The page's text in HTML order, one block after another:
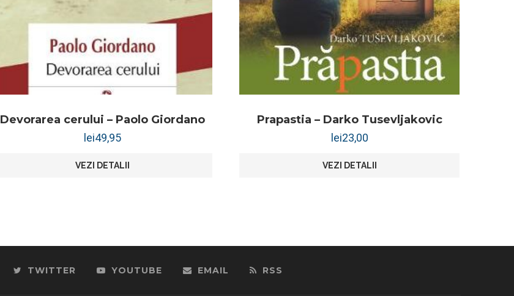
Devorarea cerului – Paolo Giordano
lei49,95
VEZI DETALII
Prapastia – Darko Tusevljakovic
lei23,00
VEZI DETALII
TWITTER YOUTUBE EMAIL RSS